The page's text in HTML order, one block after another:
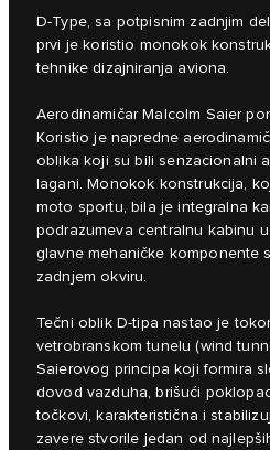
D-Type, sa potpisnim zadnjim
prvi je koristio monokok
tehnike dizajniranja aviona.
Aerodinamičar Malcolm Saier
Koristio je napredne
oblika koji su bili senzacionalni
lagani. Monokok konstrukcija,
moto sportu, bila je integralna
podrazumeva centralnu kabinu
glavne mehaničke komponente
zadnjem okviru.
Tečni oblik D-tipa nastao je
vetrobranskom tunelu (wind
Saierovog principa koji formira
dovod vazduha, brišući
točkovi, karakteristična i
zavere stvorile jedan od